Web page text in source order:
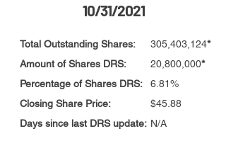
10/31/2021
Total Outstanding Shares:
Amount of Shares DRS:
Percentage of Shares DRS:
Closing Share Price:
Days since last DRS update:
305,403,124*
20,800,000*
6.81%
$45.88
N/A